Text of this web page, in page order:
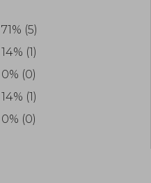
71% (5)
14% (1)
0% (0)
14% (1)
0% (0)